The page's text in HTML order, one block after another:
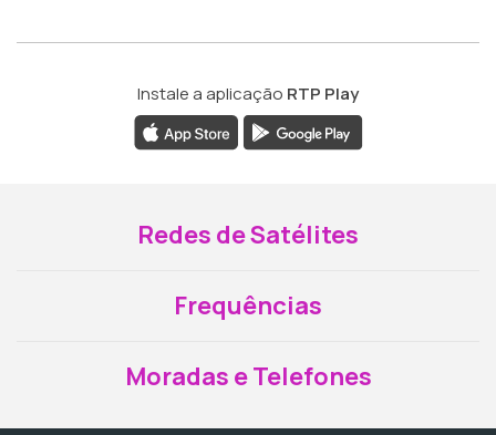
Instale a aplicação RTP Play
Redes de Satélites
Frequências
Moradas e Telefones